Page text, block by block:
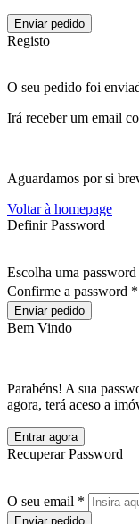
Enviar pedido
Registo
O seu pedido foi
Irá receber um email
Aguardamos por si
Voltar à homepage
Definir Password
Escolha uma
Confirme a password *
Enviar pedido
Bem Vindo
Parabéns! A sua
agora, terá aceso a
Entrar agora
Recuperar Password
O seu email *
Enviar pedido